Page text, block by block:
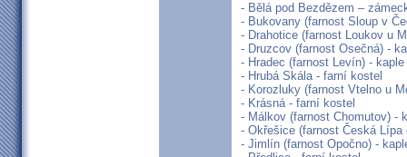
- Bělá pod Bezdězem –
- Bukovany (farnost Sloup v
- Drahotice (farnost Loukov u
- Druzcov (farnost Osečná) -
- Hradec (farnost Levín) - kaple
- Hrubá Skála - farní kostel
- Korozluky (farnost Vtelno u
- Krásná - farní kostel
- Málkov (farnost Chomutov) -
- Okřešice (farnost Česká Lípa
- Jimlín (farnost Opočno) -